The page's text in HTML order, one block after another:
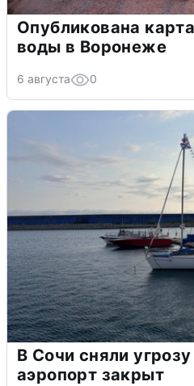
Опубликована
воды в Воронеже
6 августа 0
В Сочи сняли
аэропорт закрыт